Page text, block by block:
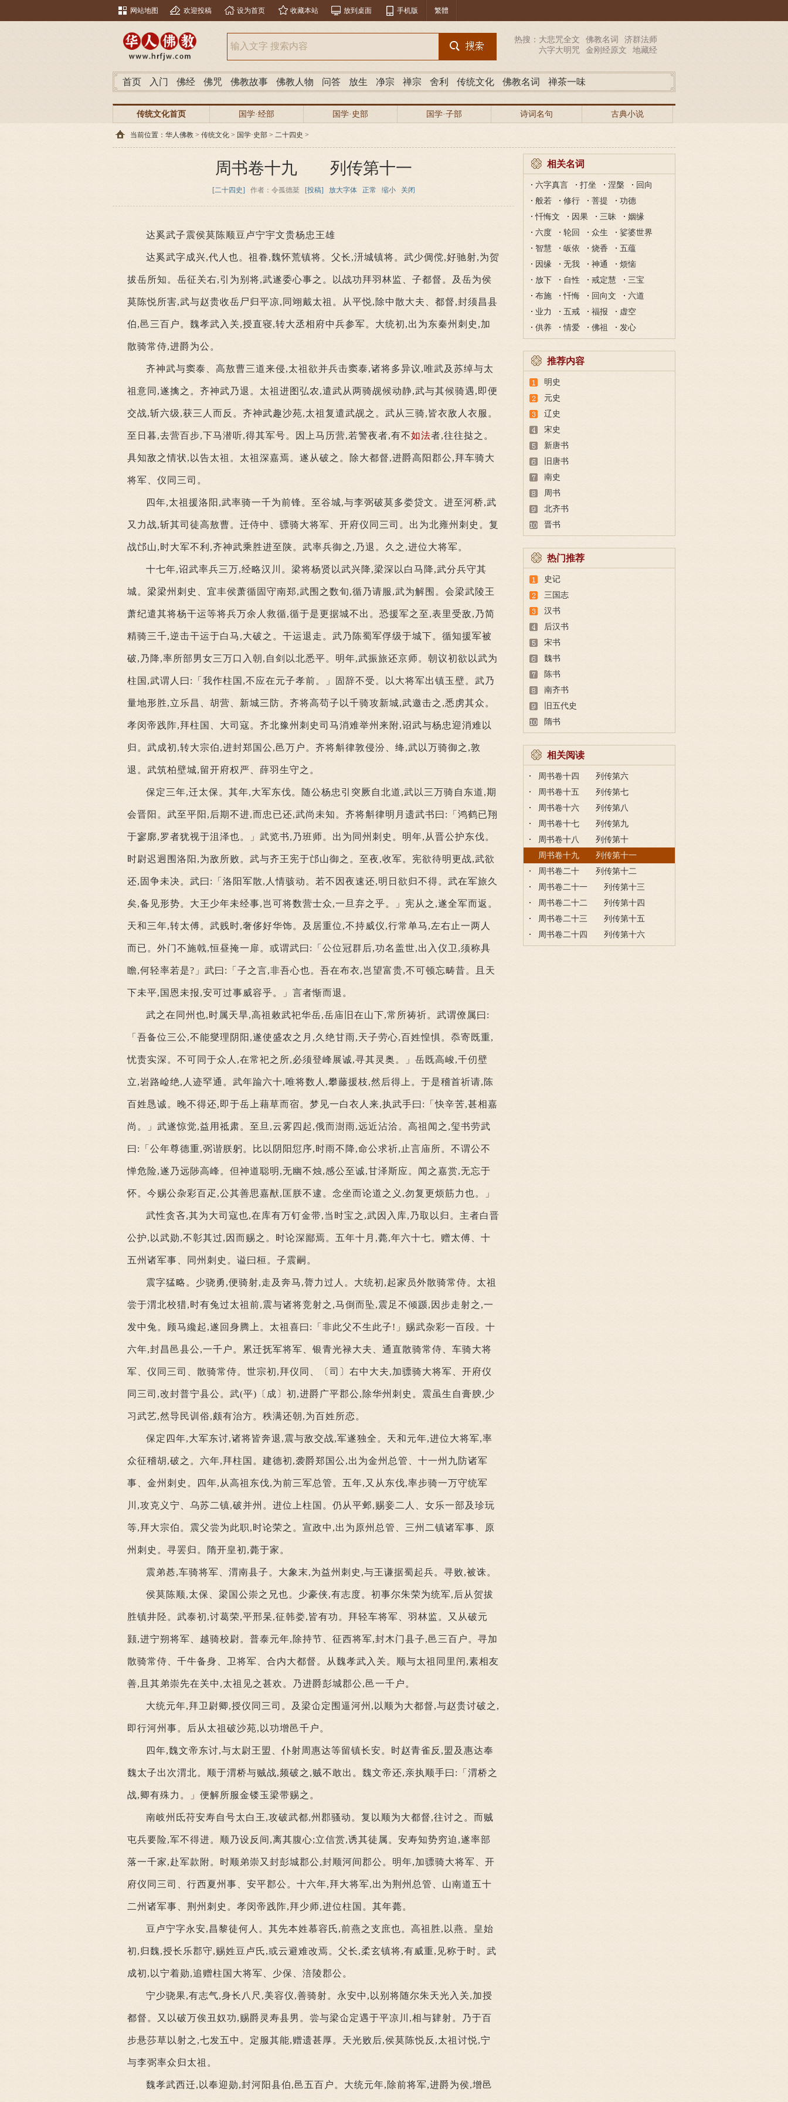
网站地图 欢迎投稿 设为首页 收藏本站 放到桌面 手机版 繁體
热搜： 大悲咒全文 佛教名词
济群法师
六字大明咒
金刚经原文 地藏经
首页 入门 佛经 佛咒 佛教故事 佛教人物 问答 放生 净宗 禅宗 舍利 传统文化 佛教名词 禅茶一味
传统文化首页 国学·经部 国学·史部 国学·子部 诗词名句 古典小说
当前位置： 华人佛教 > 传统文化 > 国学·史部 > 二十四史 >
周书卷十九 列传第十一
[二十四史] 作者：令孤德棻 [投稿] 放大字体 正常 缩小 关闭
达奚武子震侯莫陈顺豆卢宁宇文贵杨忠王雄
达奚武字成兴,代人也。祖眷,魏怀荒镇将。父长,汧城镇将。武少倜傥,好驰射,为贺
拔岳所知。岳征关右,引为别将,武遂委心事之。以战功拜羽林监、子都督。及岳为侯
莫陈悦所害,武与赵贵收岳尸归平凉,同翊戴太祖。从平悦,除中散大夫、都督,封须昌县
伯,邑三百户。魏孝武入关,授直寝,转大丞相府中兵参军。大统初,出为东秦州刺史,加
散骑常侍,进爵为公。
齐神武与窦泰、高敖曹三道来侵,太祖欲并兵击窦泰,诸将多异议,唯武及苏绰与太
祖意同,遂擒之。齐神武乃退。太祖进图弘农,遣武从两骑觇候动静,武与其候骑遇,即便
交战,斩六级,获三人而反。齐神武趣沙苑,太祖复遣武觇之。武从三骑,皆衣敌人衣服。
至日暮,去营百步,下马潜听,得其军号。因上马历营,若警夜者,有不如法者,往往挞之。
具知敌之情状,以告太祖。太祖深嘉焉。遂从破之。除大都督,进爵高阳郡公,拜车骑大
将军、仪同三司。
四年,太祖援洛阳,武率骑一千为前锋。至谷城,与李弼破莫多娄贷文。进至河桥,武
又力战,斩其司徒高敖曹。迁侍中、骠骑大将军、开府仪同三司。出为北雍州刺史。复
战邙山,时大军不利,齐神武乘胜进至陕。武率兵御之,乃退。久之,进位大将军。
十七年,诏武率兵三万,经略汉川。梁将杨贤以武兴降,梁深以白马降,武分兵守其
城。梁梁州刺史、宜丰侯萧循固守南郑,武围之数旬,循乃请服,武为解围。会梁武陵王
萧纪遣其将杨干运等将兵万余人救循,循于是更据城不出。恐援军之至,表里受敌,乃简
精骑三千,逆击干运于白马,大破之。干运退走。武乃陈蜀军俘级于城下。循知援军被
破,乃降,率所部男女三万口入朝,自剑以北悉平。明年,武振旅还京师。朝议初欲以武为
柱国,武谓人曰:「我作柱国,不应在元子孝前。」固辞不受。以大将军出镇玉壁。武乃
量地形胜,立乐昌、胡营、新城三防。齐将高苟子以千骑攻新城,武邀击之,悉虏其众。
孝闵帝践阼,拜柱国、大司寇。齐北豫州刺史司马消难举州来附,诏武与杨忠迎消难以
归。武成初,转大宗伯,进封郑国公,邑万户。齐将斛律敦侵汾、绛,武以万骑御之,敦
退。武筑柏壁城,留开府权严、薛羽生守之。
保定三年,迁太保。其年,大军东伐。随公杨忠引突厥自北道,武以三万骑自东道,期
会晋阳。武至平阳,后期不进,而忠已还,武尚未知。齐将斛律明月遗武书曰:「鸿鹤已翔
于寥廓,罗者犹视于沮泽也。」武览书,乃班师。出为同州刺史。明年,从晋公护东伐。
时尉迟迥围洛阳,为敌所败。武与齐王宪于邙山御之。至夜,收军。宪欲待明更战,武欲
还,固争未决。武曰:「洛阳军散,人情骇动。若不因夜速还,明日欲归不得。武在军旅久
矣,备见形势。大王少年未经事,岂可将数营士众,一旦弃之乎。」宪从之,遂全军而返。
天和三年,转太傅。武贱时,奢侈好华饰。及居重位,不持威仪,行常单马,左右止一两人
而已。外门不施戟,恒昼掩一扉。或谓武曰:「公位冠群后,功名盖世,出入仪卫,须称具
瞻,何轻率若是?」武曰:「子之言,非吾心也。吾在布衣,岂望富贵,不可顿忘畴昔。且天
下未平,国恩未报,安可过事威容乎。」言者惭而退。
武之在同州也,时属天旱,高祖敕武祀华岳,岳庙旧在山下,常所祷祈。武谓僚属曰:
「吾备位三公,不能燮理阴阳,遂使盛农之月,久绝甘雨,天子劳心,百姓惶惧。忝寄既重,
忧责实深。不可同于众人,在常祀之所,必须登峰展诚,寻其灵奥。」岳既高峻,千仞壁
立,岩路崄绝,人迹罕通。武年踰六十,唯将数人,攀藤援枝,然后得上。于是稽首祈请,陈
百姓恳诚。晚不得还,即于岳上藉草而宿。梦见一白衣人来,执武手曰:「快辛苦,甚相嘉
尚。」武遂惊觉,益用祗肃。至旦,云雾四起,俄而澍雨,远近沾洽。高祖闻之,玺书劳武
曰:「公年尊德重,弼谐朕躬。比以阴阳愆序,时雨不降,命公求祈,止言庙所。不谓公不
惮危险,遂乃远陟高峰。但神道聪明,无幽不烛,感公至诚,甘泽斯应。闻之嘉赏,无忘于
怀。今赐公杂彩百疋,公其善思嘉猷,匡朕不逮。念坐而论道之义,勿复更烦筋力也。」
武性贪吝,其为大司寇也,在库有万钉金带,当时宝之,武因入库,乃取以归。主者白晋
公护,以武勋,不彰其过,因而赐之。时论深鄙焉。五年十月,薨,年六十七。赠太傅、十
五州诸军事、同州刺史。谥曰桓。子震嗣。
震字猛略。少骁勇,便骑射,走及奔马,膂力过人。大统初,起家员外散骑常侍。太祖
尝于渭北校猎,时有兔过太祖前,震与诸将竞射之,马倒而坠,震足不倾踬,因步走射之,一
发中兔。顾马纔起,遂回身腾上。太祖喜曰:「非此父不生此子!」赐武杂彩一百段。十
六年,封昌邑县公,一千户。累迁抚军将军、银青光禄大夫、通直散骑常侍、车骑大将
军、仪同三司、散骑常侍。世宗初,拜仪同、〔司〕右中大夫,加骠骑大将军、开府仪
同三司,改封普宁县公。武(平)〔成〕初,进爵广平郡公,除华州刺史。震虽生自膏腴,少
习武艺,然导民训俗,颇有治方。秩满还朝,为百姓所恋。
保定四年,大军东讨,诸将皆奔退,震与敌交战,军遂独全。天和元年,进位大将军,率
众征稽胡,破之。六年,拜柱国。建德初,袭爵郑国公,出为金州总管、十一州九防诸军
事、金州刺史。四年,从高祖东伐,为前三军总管。五年,又从东伐,率步骑一万守统军
川,攻克义宁、乌苏二镇,破并州。进位上柱国。仍从平邺,赐妾二人、女乐一部及珍玩
等,拜大宗伯。震父尝为此职,时论荣之。宣政中,出为原州总管、三州二镇诸军事、原
州刺史。寻罢归。隋开皇初,薨于家。
震弟惎,车骑将军、渭南县子。大象末,为益州刺史,与王谦据蜀起兵。寻败,被诛。
侯莫陈顺,太保、梁国公崇之兄也。少豪侠,有志度。初事尔朱荣为统军,后从贺拔
胜镇井陉。武泰初,讨葛荣,平邢杲,征韩娄,皆有功。拜轻车将军、羽林监。又从破元
颢,进宁朔将军、越骑校尉。普泰元年,除持节、征西将军,封木门县子,邑三百户。寻加
散骑常侍、千牛备身、卫将军、合内大都督。从魏孝武入关。顺与太祖同里闬,素相友
善,且其弟崇先在关中,太祖见之甚欢。乃进爵彭城郡公,邑一千户。
大统元年,拜卫尉卿,授仪同三司。及梁仚定围逼河州,以顺为大都督,与赵贵讨破之,
即行河州事。后从太祖破沙苑,以功增邑千户。
四年,魏文帝东讨,与太尉王盟、仆射周惠达等留镇长安。时赵青雀反,盟及惠达奉
魏太子出次渭北。顺于渭桥与贼战,频破之,贼不敢出。魏文帝还,亲执顺手曰:「渭桥之
战,卿有殊力。」便解所服金镂玉梁带赐之。
南岐州氐苻安寿自号太白王,攻破武都,州郡骚动。复以顺为大都督,往讨之。而贼
屯兵要险,军不得进。顺乃设反间,离其腹心;立信赏,诱其徒属。安寿知势穷迫,遂率部
落一千家,赴军款附。时顺弟崇又封彭城郡公,封顺河间郡公。明年,加骠骑大将军、开
府仪同三司、行西夏州事、安平郡公。十六年,拜大将军,出为荆州总管、山南道五十
二州诸军事、荆州刺史。孝闵帝践阼,拜少师,进位柱国。其年薨。
豆卢宁字永安,昌黎徒何人。其先本姓慕容氏,前燕之支庶也。高祖胜,以燕。皇始
初,归魏,授长乐郡守,赐姓豆卢氏,或云避难改焉。父长,柔玄镇将,有威重,见称于时。武
成初,以宁着勋,追赠柱国大将军、少保、涪陵郡公。
宁少骁果,有志气,身长八尺,美容仪,善骑射。永安中,以别将随尔朱天光入关,加授
都督。又以破万俟丑奴功,赐爵灵寿县男。尝与梁仚定遇于平凉川,相与肄射。乃于百
步悬莎草以射之,七发五中。定服其能,赠遗甚厚。天光败后,侯莫陈悦反,太祖讨悦,宁
与李弼率众归太祖。
魏孝武西迁,以奉迎勋,封河阳县伯,邑五百户。大统元年,除前将军,进爵为侯,增邑
相关名词
六字真言 打坐 涅槃
回向
般若
修行 菩提
功德
忏悔文
因果 三昧
姻缘
六度
轮回 众生
娑婆世界
智慧
皈依 烧香
五蕴
因缘
无我 神通
烦恼
放下
自性 戒定慧
三宝
布施
忏悔 回向文
六道
业力
五戒 福报
虚空
供养
情爱 佛祖 发心
推荐内容
明史
元史
辽史
宋史
新唐书
旧唐书
南史
周书
北齐书
晋书
热门推荐
史记
三国志
汉书
后汉书
宋书
魏书
陈书
南齐书
旧五代史
隋书
相关阅读
周书卷十四 列传第六
周书卷十五 列传第七
周书卷十六 列传第八
周书卷十七 列传第九
周书卷十八 列传第十
周书卷十九 列传第十一
周书卷二十 列传第十二
周书卷二十一 列传第十三
周书卷二十二 列传第十四
周书卷二十三 列传第十五
周书卷二十四 列传第十六